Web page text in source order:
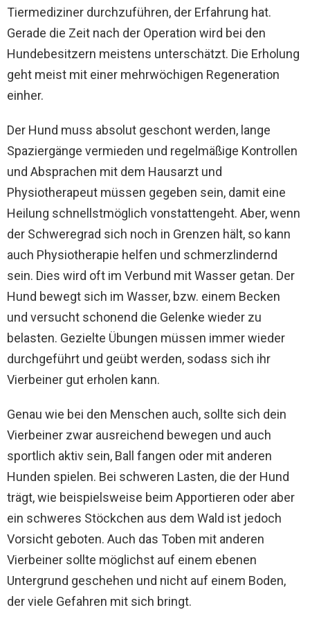
Tiermediziner durchzuführen, der Erfahrung hat.
Gerade die Zeit nach der Operation wird bei den
Hundebesitzern meistens unterschätzt. Die Erholung
geht meist mit einer mehrwöchigen Regeneration
einher.
Der Hund muss absolut geschont werden, lange
Spaziergänge vermieden und regelmäßige Kontrollen
und Absprachen mit dem Hausarzt und
Physiotherapeut müssen gegeben sein, damit eine
Heilung schnellstmöglich vonstattengeht. Aber, wenn
der Schweregrad sich noch in Grenzen hält, so kann
auch Physiotherapie helfen und schmerzlindernd
sein. Dies wird oft im Verbund mit Wasser getan. Der
Hund bewegt sich im Wasser, bzw. einem Becken
und versucht schonend die Gelenke wieder zu
belasten. Gezielte Übungen müssen immer wieder
durchgeführt und geübt werden, sodass sich ihr
Vierbeiner gut erholen kann.
Genau wie bei den Menschen auch, sollte sich dein
Vierbeiner zwar ausreichend bewegen und auch
sportlich aktiv sein, Ball fangen oder mit anderen
Hunden spielen. Bei schweren Lasten, die der Hund
trägt, wie beispielsweise beim Apportieren oder aber
ein schweres Stöckchen aus dem Wald ist jedoch
Vorsicht geboten. Auch das Toben mit anderen
Vierbeiner sollte möglichst auf einem ebenen
Untergrund geschehen und nicht auf einem Boden,
der viele Gefahren mit sich bringt.